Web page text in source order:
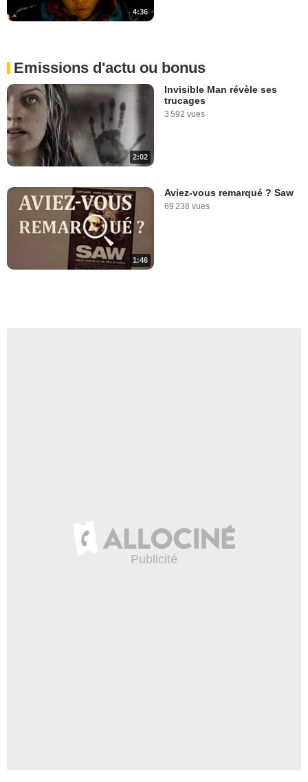
4:36
Emissions d'actu ou bonus
2:02
Invisible Man révèle ses
trucages
3 592 vues
1:46
Aviez-vous remarqué ? Saw
69 238 vues